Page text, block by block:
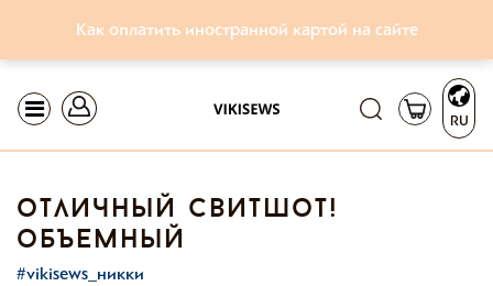
Как оплатить иностранной картой на сайте
RU
отличный свитшот!
объемный
#vikisews_никки